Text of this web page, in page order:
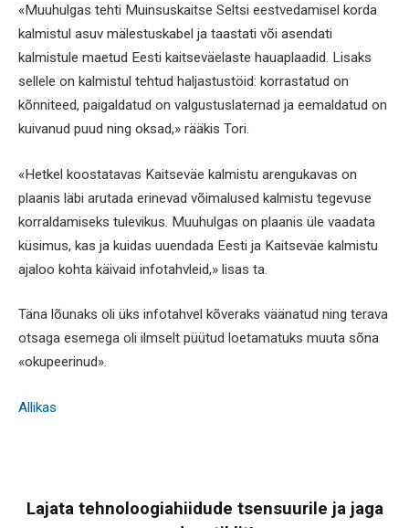
«Muuhulgas tehti Muinsuskaitse Seltsi eestvedamisel korda
kalmistul asuv mälestuskabel ja taastati või asendati
kalmistule maetud Eesti kaitseväelaste hauaplaadid. Lisaks
sellele on kalmistul tehtud haljastustöid: korrastatud on
kõnniteed, paigaldatud on valgustuslaternad ja eemaldatud on
kuivanud puud ning oksad,» rääkis Tori.
«Hetkel koostatavas Kaitseväe kalmistu arengukavas on
plaanis läbi arutada erinevad võimalused kalmistu tegevuse
korraldamiseks tulevikus. Muuhulgas on plaanis üle vaadata
küsimus, kas ja kuidas uuendada Eesti ja Kaitseväe kalmistu
ajaloo kohta käivaid infotahvleid,» lisas ta.
Täna lõunaks oli üks infotahvel kõveraks väänatud ning terava
otsaga esemega oli ilmselt püütud loetamatuks muuta sõna
«okupeerinud».
Allikas
Lajata tehnoloogiahiidude tsensuurile ja jaga